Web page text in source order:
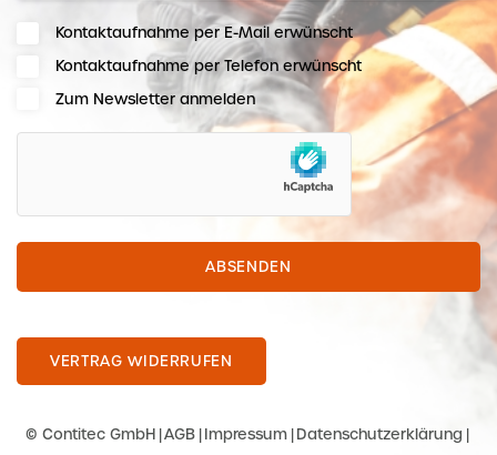
Kontaktaufnahme per E-Mail erwünscht
Kontaktaufnahme per Telefon erwünscht
Zum Newsletter anmelden
ABSENDEN
VERTRAG WIDERRUFEN
© Contitec GmbH AGB Impressum Datenschutzerklärung